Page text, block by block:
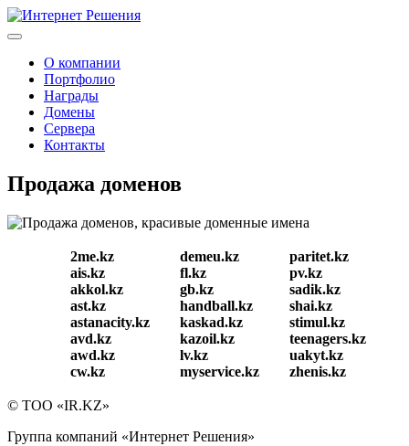
О компании
Портфолио
Награды
Домены
Сервера
Контакты
Продажа доменов
2me.kz
ais.kz
akkol.kz
ast.kz
astanacity.kz
avd.kz
awd.kz
cw.kz
demeu.kz
fl.kz
gb.kz
handball.kz
kaskad.kz
kazoil.kz
lv.kz
myservice.kz
paritet.kz
pv.kz
sadik.kz
shai.kz
stimul.kz
teenagers.kz
uakyt.kz
zhenis.kz
© ТОО «IR.KZ»
Группа компаний «Интернет Решения»